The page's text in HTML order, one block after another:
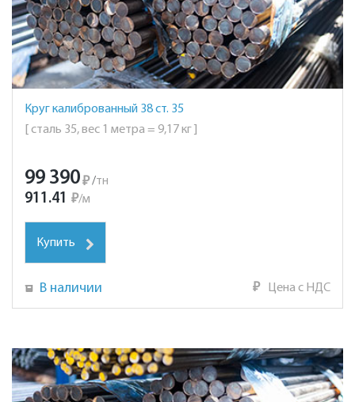
Круг калиброванный 38 ст. 35
[ сталь 35, вес 1 метра = 9,17 кг ]
99 390₽ /тн
911.41 ₽/м
Купить
В наличии ₽ Цена с НДС